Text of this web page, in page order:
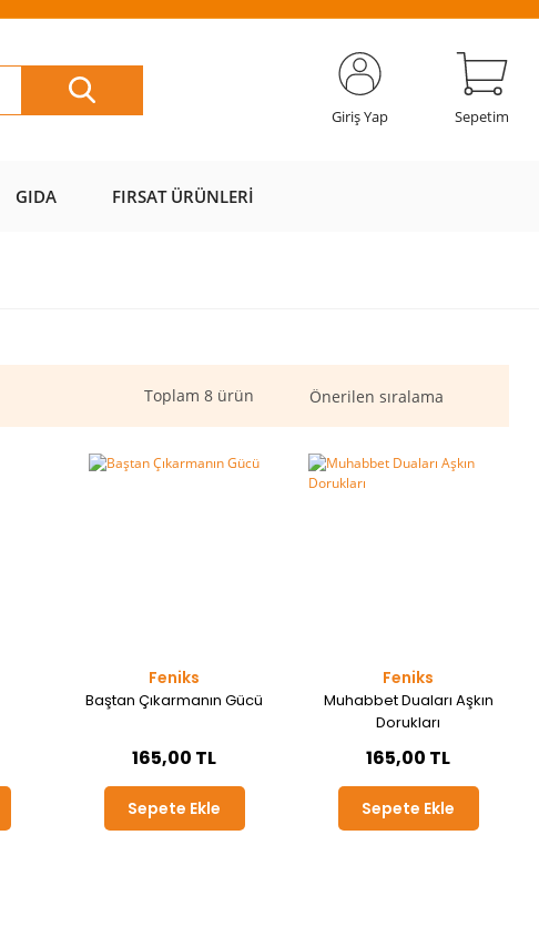
Giriş Yap Sepetim
GIDA FIRSAT ÜRÜNLERI
Toplam 8 ürün
Feniks
Baştan Çıkarmanın Gücü
165,00 TL
Sepete Ekle
Feniks
Muhabbet Duaları Aşkın
Dorukları
165,00 TL
Sepete Ekle